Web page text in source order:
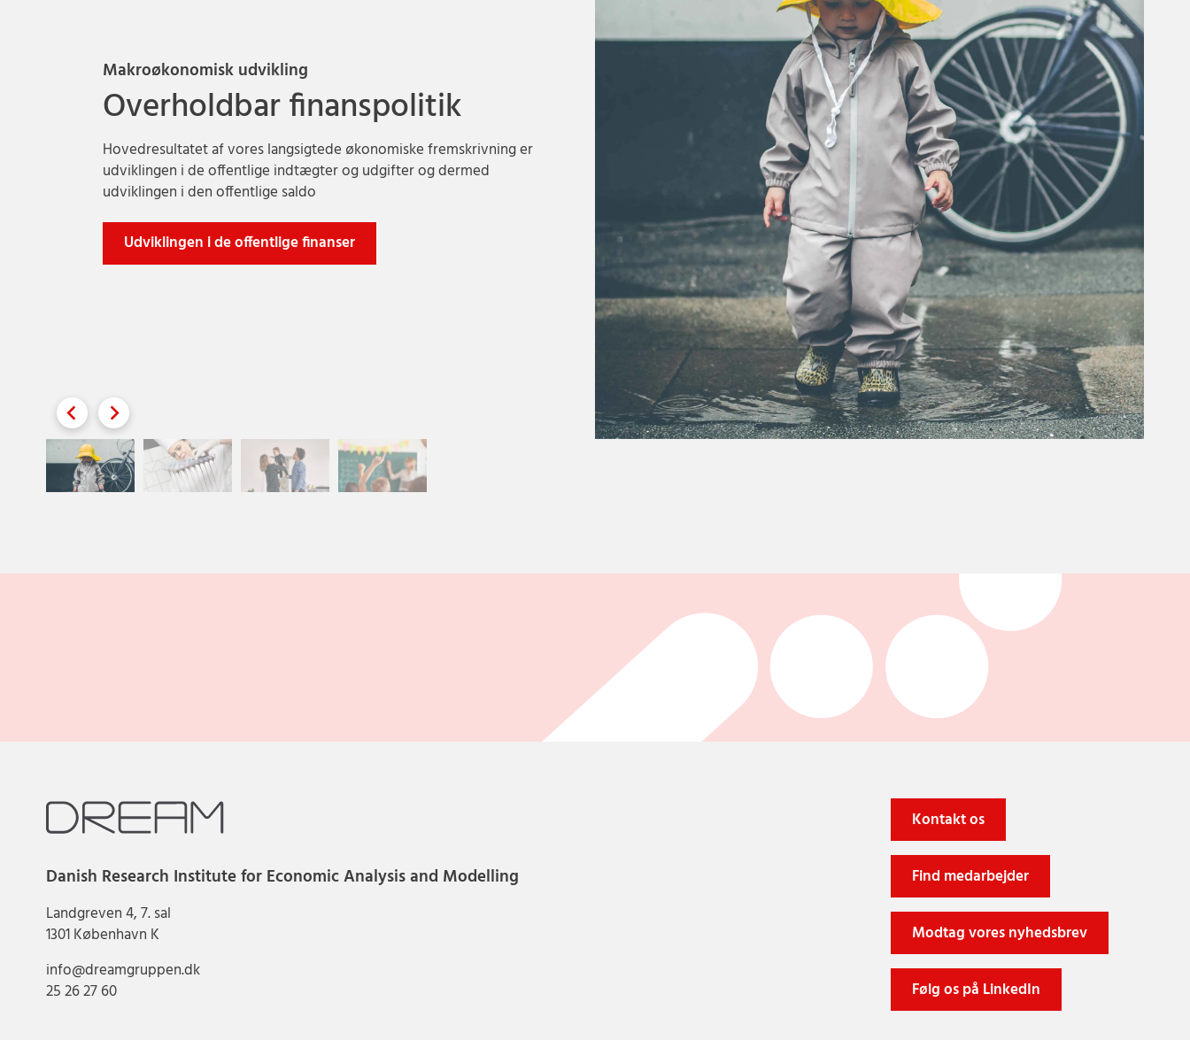
Makroøkonomisk udvikling
Overholdbar finanspolitik
Hovedresultatet af vores langsigtede økonomiske fremskrivning er
udviklingen i de offentlige indtægter og udgifter og dermed
udviklingen i den offentlige saldo
Udviklingen i de offentlige finanser
Danish Research Institute for Economic Analysis and Modelling
Landgreven 4, 7. sal
1301 København K
info@dreamgruppen.dk
25 26 27 60
Kontakt os
Find medarbejder
Modtag vores nyhedsbrev
Følg os på LinkedIn